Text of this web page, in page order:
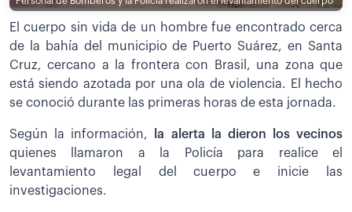
El cuerpo sin vida de un hombre fue encontrado cerca
de la bahía del municipio de Puerto Suárez, en Santa
Cruz, cercano a la frontera con Brasil, una zona que
está siendo azotada por una ola de violencia. El hecho
se conoció durante las primeras horas de esta jornada.
Según la información,
la alerta la dieron los vecinos
quienes llamaron a la Policía para realice el
levantamiento legal del cuerpo e inicie las
investigaciones.